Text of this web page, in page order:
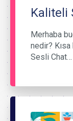
Kaliteli
Merhaba
nedir?
Sesli Chat…